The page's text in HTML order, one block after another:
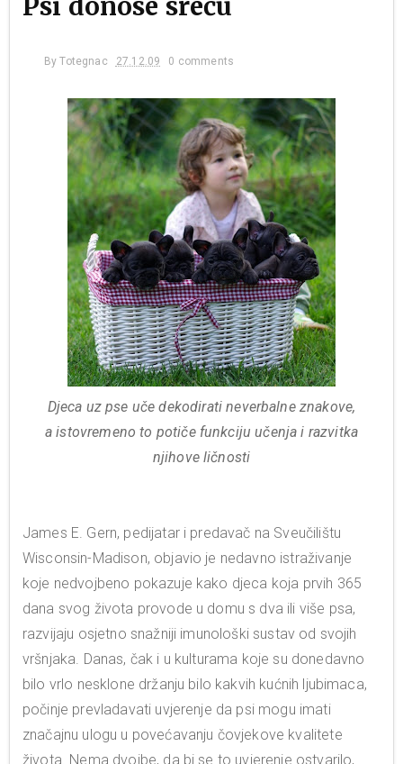
ByTotegnac 27.12.09 0 comments
Djeca uz pse uče dekodirati neverbalne znakove,
a istovremeno to potiče funkciju učenja i razvitka
njihove ličnosti
James E. Gern, pedijatar i predavač na Sveučilištu
Wisconsin-Madison, objavio je nedavno istraživanje
koje nedvojbeno pokazuje kako djeca koja prvih 365
dana svog života provode u domu s dva ili više psa,
razvijaju osjetno snažniji imunološki sustav od svojih
vršnjaka. Danas, čak i u kulturama koje su donedavno
bilo vrlo nesklone držanju bilo kakvih kućnih ljubimaca,
počinje prevladavati uvjerenje da psi mogu imati
značajnu ulogu u povećavanju čovjekove kvalitete
života. Nema dvojbe, da bi se to uvjerenje ostvarilo,